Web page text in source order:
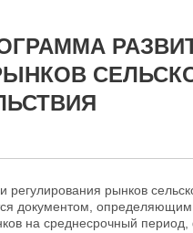
и регулирования рынков
документом,
на среднесрочный